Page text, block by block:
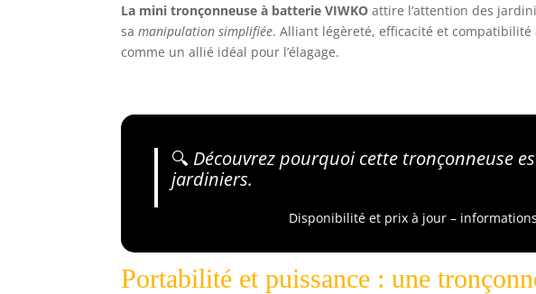
La mini tronçonneuse à batterie VIWKO attire l’attention des
samanipulation simplifiée. Alliant légèreté, efficacité et
comme un allié idéal pour l’élagage.
🔍 Découvrez pourquoi cette tronçonneuse
jardiniers.
Disponibilité et prix à jour –
Portabilité et puissance : une